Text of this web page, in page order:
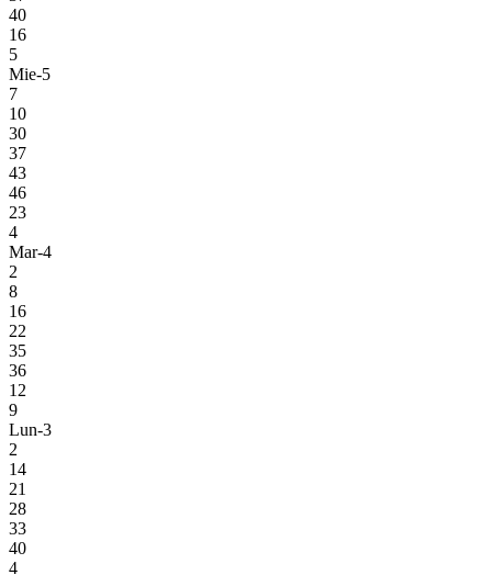
40
16
5
Mie-5
7
10
30
37
43
46
23
4
Mar-4
2
8
16
22
35
36
12
9
Lun-3
2
14
21
28
33
40
4